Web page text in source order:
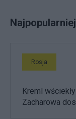
Rosja
Kreml
Zacharowa